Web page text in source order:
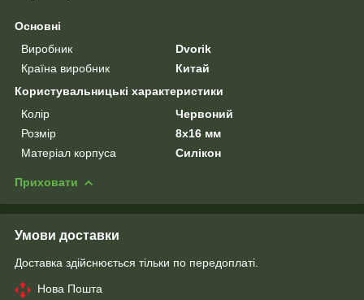
Основні
Виробник
Dvorik
Країна виробник
Китай
Користувальницькі характеристики
Колір
Червоний
Розмір
8х16 мм
Матеріал корпуса
Силікон
Приховати
Умови доставки
Доставка здійснюється тільки по передоплаті.
Нова Пошта